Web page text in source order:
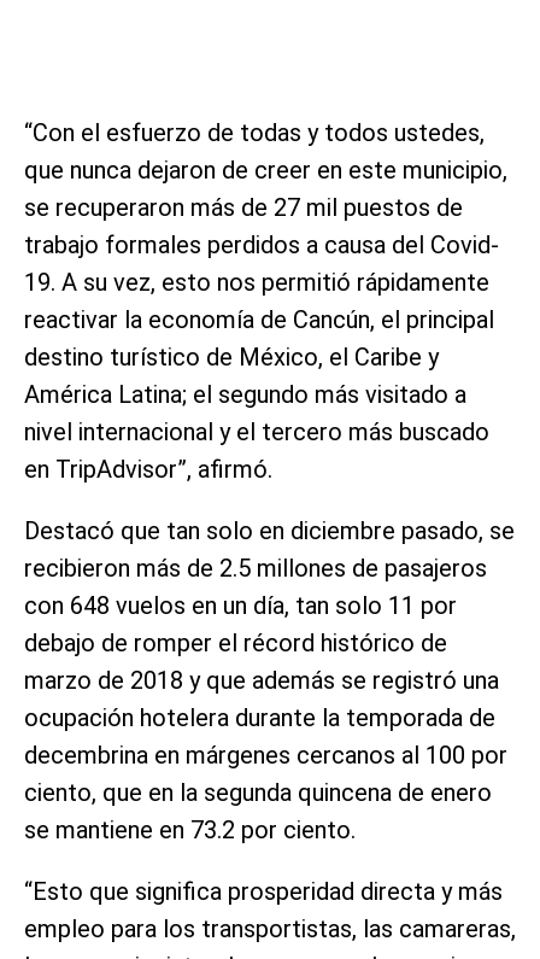
“Con el esfuerzo de todas y todos ustedes,
que nunca dejaron de creer en este municipio,
se recuperaron más de 27 mil puestos de
trabajo formales perdidos a causa del Covid-
19. A su vez, esto nos permitió rápidamente
reactivar la economía de Cancún, el principal
destino turístico de México, el Caribe y
América Latina; el segundo más visitado a
nivel internacional y el tercero más buscado
en TripAdvisor”, afirmó.
Destacó que tan solo en diciembre pasado, se
recibieron más de 2.5 millones de pasajeros
con 648 vuelos en un día, tan solo 11 por
debajo de romper el récord histórico de
marzo de 2018 y que además se registró una
ocupación hotelera durante la temporada de
decembrina en márgenes cercanos al 100 por
ciento, que en la segunda quincena de enero
se mantiene en 73.2 por ciento.
“Esto que significa prosperidad directa y más
empleo para los transportistas, las camareras,